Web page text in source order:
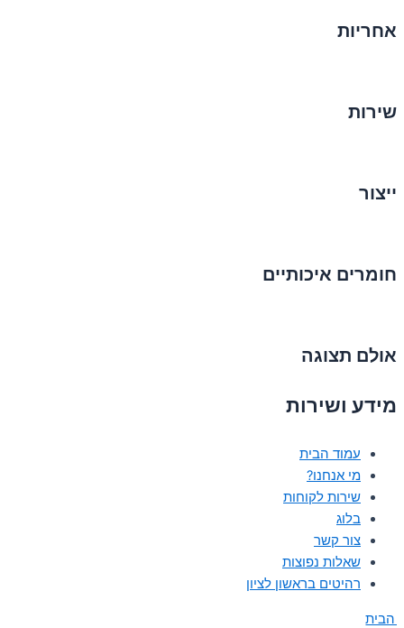
אחריות
שירות
ייצור
חומרים איכותיים
אולם תצוגה
מידע ושירות
עמוד הבית
מי אנחנו?
שירות לקוחות
בלוג
צור קשר
שאלות נפוצות
רהיטים בראשון לציון
הבית